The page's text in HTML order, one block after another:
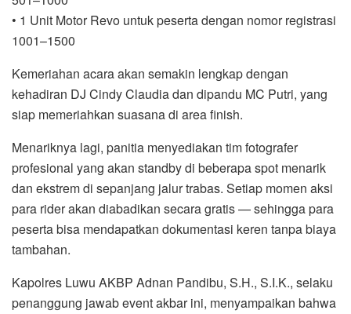
• 1 Unit Motor Revo untuk peserta dengan nomor registrasi
1001–1500
Kemeriahan acara akan semakin lengkap dengan
kehadiran DJ Cindy Claudia dan dipandu MC Putri, yang
siap memeriahkan suasana di area finish.
Menariknya lagi, panitia menyediakan tim fotografer
profesional yang akan standby di beberapa spot menarik
dan ekstrem di sepanjang jalur trabas. Setiap momen aksi
para rider akan diabadikan secara gratis — sehingga para
peserta bisa mendapatkan dokumentasi keren tanpa biaya
tambahan.
Kapolres Luwu AKBP Adnan Pandibu, S.H., S.I.K., selaku
penanggung jawab event akbar ini, menyampaikan bahwa